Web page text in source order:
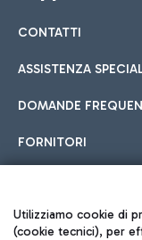
Cucina Internazionale
Hotel in
Scegli l'alloggio più
all'aeroporto.
Car sharing
Con il Car Sharing è
CONTATTI
ASSISTENZA
DOMANDE
FORNITORI
Seguici sui
Utilizziamo cookie di
(cookie tecnici), per